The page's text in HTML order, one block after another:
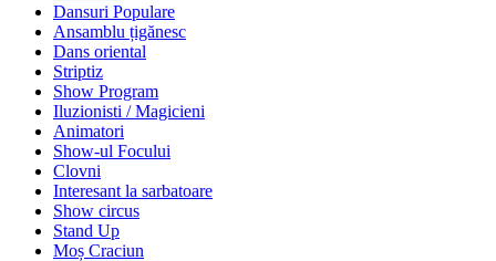
Dansuri Populare
Ansamblu țigănesc
Dans oriental
Striptiz
Show Program
Iluzionisti / Magicieni
Animatori
Show-ul Focului
Clovni
Interesant la sarbatoare
Show circus
Stand Up
Moș Craciun